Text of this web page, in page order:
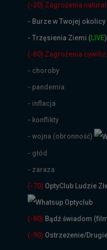
(-20) Zagrożenia
- Burze w Twojej okolicy
- Trzęsienia Ziemi (LIVE)
(-60) Zagrożenia
- choroby
- pandemia
- inflacja
- konflikty
- wojna (obronność)
- głód
- zaraza
(-70) OptyClub Ludzie
(-80) Bądź świadom
(-90) Ostrzeżenie/